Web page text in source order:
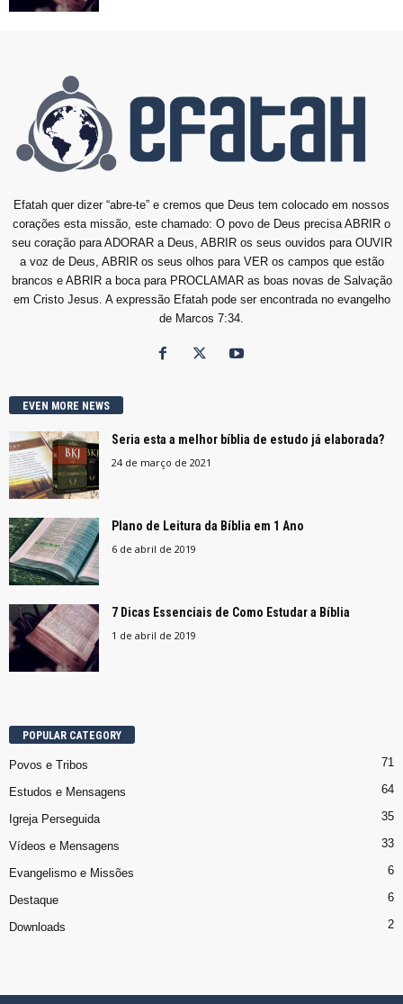
Efatah quer dizer “abre-te” e cremos que Deus tem colocado em nossos
corações esta missão, este chamado: O povo de Deus precisa ABRIR o
seu coração para ADORAR a Deus, ABRIR os seus ouvidos para OUVIR
a voz de Deus, ABRIR os seus olhos para VER os campos que estão
brancos e ABRIR a boca para PROCLAMAR as boas novas de Salvação
em Cristo Jesus. A expressão Efatah pode ser encontrada no evangelho
de Marcos 7:34.
EVEN MORE NEWS
Seria esta a melhor bíblia de estudo já elaborada?
24 de março de 2021
Plano de Leitura da Bíblia em 1 Ano
6 de abril de 2019
7 Dicas Essenciais de Como Estudar a Bíblia
1 de abril de 2019
POPULAR CATEGORY
Povos e Tribos 71
Estudos e Mensagens 64
Igreja Perseguida 35
Vídeos e Mensagens 33
Evangelismo e Missões 6
Destaque 6
Downloads 2